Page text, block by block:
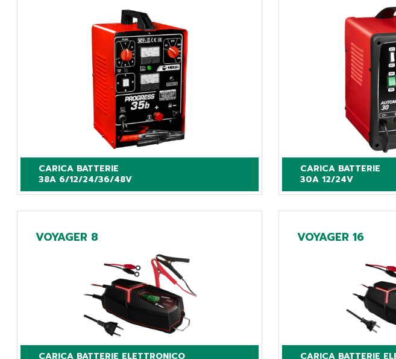
CARICA BATTERIE
38A 6/12/24/36/48V
CARICA BATTERIE
30A 12/24V
VOYAGER 8
CARICA BATTERIE ELETTRONICO
VOYAGER 16
CARICA BATTERIE